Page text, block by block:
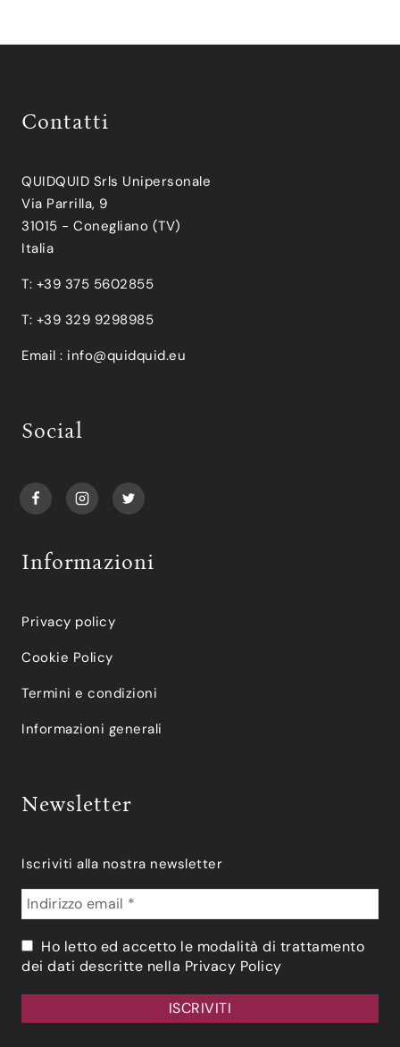
Contatti
QUIDQUID Srls Unipersonale
Via Parrilla, 9
31015 - Conegliano (TV)
Italia
T: +39 375 5602855
T: +39 329 9298985
Email : info@quidquid.eu
Social
Informazioni
Privacy policy
Cookie Policy
Termini e condizioni
Informazioni generali
Newsletter
Iscriviti alla nostra newsletter
Ho letto ed accetto le modalità di trattamento
dei dati descritte nella Privacy Policy